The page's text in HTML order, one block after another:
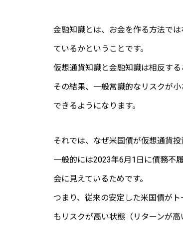
金融知識とは、お金を作る方法で
ているかということです。
仮想通貨知識と金融知識は相反する
その結果、一般常識的なリスクが
できるようになります。
それでは、なぜ米国債が仮想通貨投
一般的には2023年6月1日に債務不
会に見えているためです。
つまり、従来の安定した米国債が
もリスクが高い状態（リターンが